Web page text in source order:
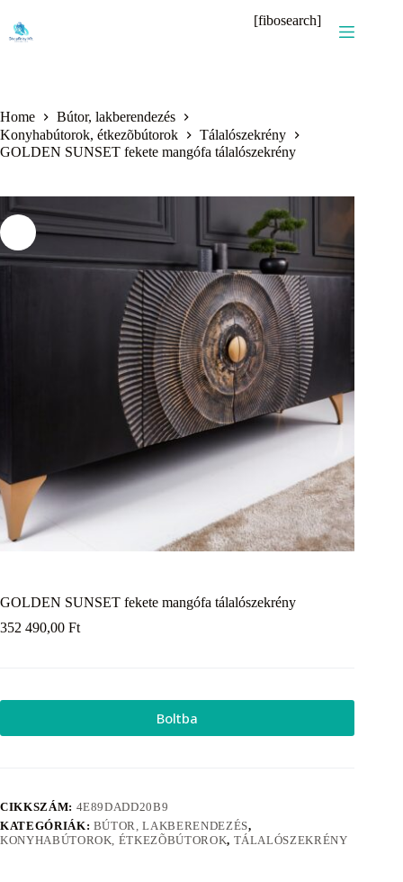
content
[fibosearch]
Home
Bútor, lakberendezés
Konyhabútorok, étkezõbútorok
Tálalószekrény
GOLDEN SUNSET fekete mangófa tálalószekrény
GOLDEN SUNSET fekete mangófa tálalószekrény
352 490,00 Ft
Boltba
CIKKSZÁM: 4E89DADD20B9
KATEGÓRIÁK: BÚTOR, LAKBERENDEZÉS,
KONYHABÚTOROK, ÉTKEZÕBÚTOROK, TÁLALÓSZEKRÉNY